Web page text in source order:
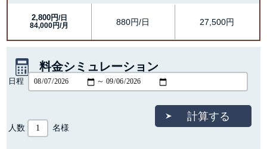
2,800円/日
84,000円/月
880円/日 27,500円
料金シミュレーション
人数 名様
日程 ～